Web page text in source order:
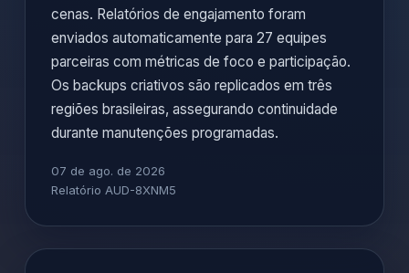
cenas. Relatórios de engajamento foram
enviados automaticamente para 27 equipes
parceiras com métricas de foco e participação.
Os backups criativos são replicados em três
regiões brasileiras, assegurando continuidade
durante manutenções programadas.
07 de ago. de 2026
Relatório AUD-8XNM5